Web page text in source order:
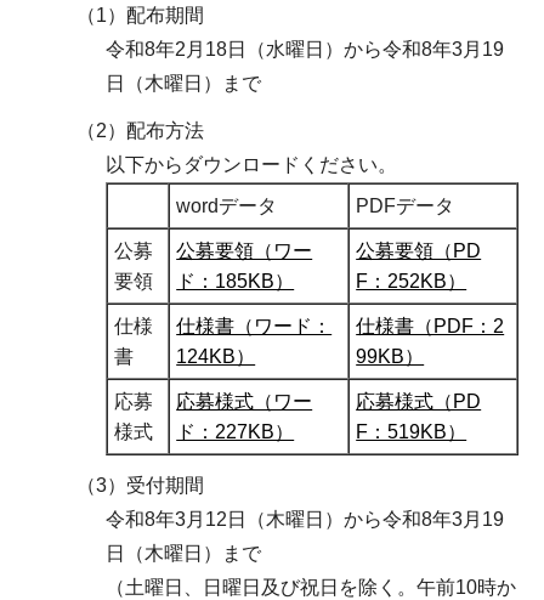
（1）配布期間
令和8年2月18日（水曜日）から令和8年3月19
日（木曜日）まで
（2）配布方法
以下からダウンロードください。
wordデータ
PDFデータ
公募
要領
公募要領（ワー
ド：185KB）
公募要領（PD
F：252KB）
仕様
書
仕様書（ワード：
124KB）
仕様書（PDF：2
99KB）
応募
様式
応募様式（ワー
ド：227KB）
応募様式（PD
F：519KB）
（3）受付期間
令和8年3月12日（木曜日）から令和8年3月19
日（木曜日）まで
（土曜日、日曜日及び祝日を除く。午前10時か